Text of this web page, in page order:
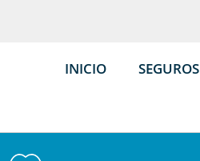
INICIO SEGUROS